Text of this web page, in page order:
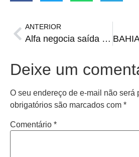
ANTERIOR
Alfa negocia saída e encerra parceria com Grêmio e Inter após apenas sete meses
Deixe um
O seu endereço de e-mail não será
obrigatórios são marcados com *
Comentário *